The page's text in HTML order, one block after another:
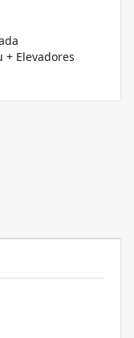
+ Elevadores